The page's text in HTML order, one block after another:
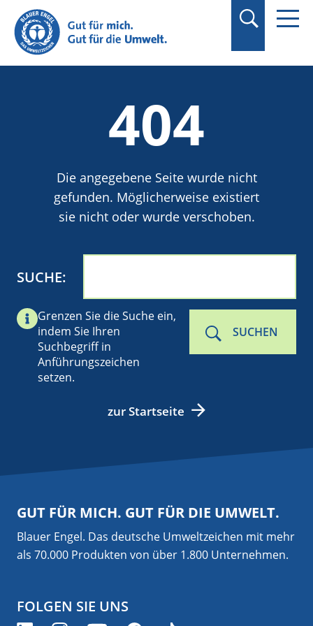
Suchbegriff in
Anführungszeichen
setzen.
404
Die angegebene Seite wurde nicht
gefunden. Möglicherweise existiert
sie nicht oder wurde verschoben.
SUCHE
Grenzen Sie die Suche ein,
indem Sie Ihren
Suchbegriff in
Anführungszeichen
setzen.
SUCHEN
zur Startseite
GUT FÜR MICH. GUT FÜR DIE UMWELT.
Blauer Engel. Das deutsche Umweltzeichen mit mehr
als 70.000 Produkten von über 1.800 Unternehmen.
FOLGEN SIE UNS